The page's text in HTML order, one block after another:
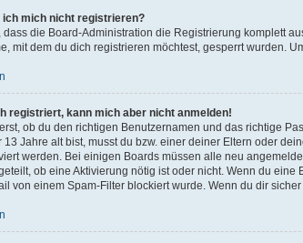
ich mich nicht registrieren?
dass die Board-Administration die Registrierung komplett
mit dem du dich registrieren möchtest, gesperrt wurden.
registriert, kann mich aber nicht anmelden!
ob du den richtigen Benutzernamen und das richtige
13 Jahre alt bist, musst du bzw. einer deiner Eltern oder
werden. Bei einigen Boards müssen alle neu
ob eine Aktivierung nötig ist oder nicht. Wenn du
von einem Spam-Filter blockiert wurde. Wenn du dir